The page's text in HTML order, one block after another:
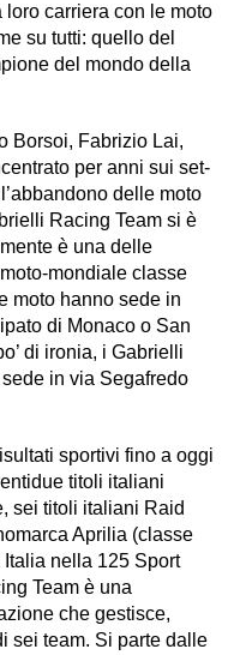
carriera con le moto
su tutti: quello del
del mondo della
Borsoi, Fabrizio Lai,
per anni sui set­
delle moto
Racing Team si è
è una delle
mondiale classe
moto hanno sede in
di Monaco o San
di ironia, i Gabrielli
in via Segafredo
sportivi fino a oggi
titoli italiani
sei titoli italiani Raid
Aprilia (classe
nella 125 Sport
Team è una
che gestisce,
sei team. Si parte dalle